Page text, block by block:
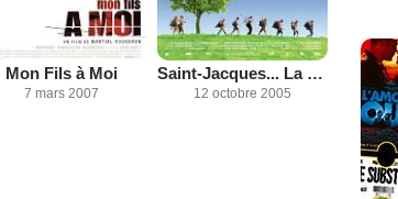
Mon Fils à Moi
7 mars 2007
Saint-Jacques... La Mecque
12 octobre 2005